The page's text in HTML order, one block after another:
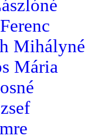
Mihályné
Mária